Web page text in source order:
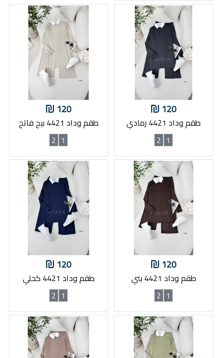
120
طقم وداد 4421 رمادي
1
2
120
طقم وداد 4421 بيج فاتح
1
2
120
طقم وداد 4421 بني
1
2
120
طقم وداد 4421 كحلي
1
2